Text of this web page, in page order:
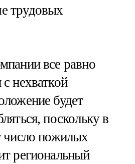
трудовых
все равно
нехваткой
будет
поскольку в
число пожилых
региональный